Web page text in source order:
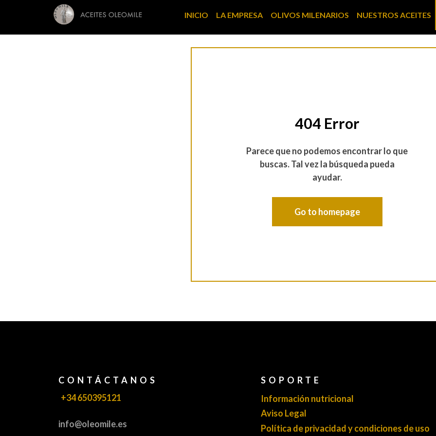
INICIO LA EMPRESA OLIVOS MILENARIOS NUESTROS ACEITES
404 Error
Parece que no podemos encontrar lo que
buscas. Tal vez la búsqueda pueda
ayudar.
Go to homepage
CONTÁCTANOS
+34 650395121
info@oleomile.es
SOPORTE
Información nutricional
Aviso Legal
Política de privacidad y condiciones de uso